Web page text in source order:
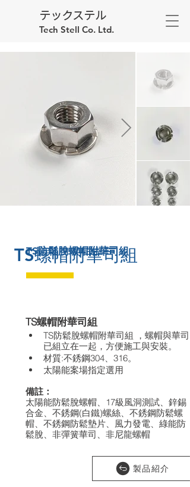
テックステル
Tech Stell Co. Ltd.
TS螺帽附華司組
TS防鬆脫螺帽附華司組
TS螺帽附華司組
TS防鬆脫螺帽附華司組 ，螺帽與華司
已組立在一起，方便施工與安裝。
材質:不銹鋼304、316。
太陽能案場指定選用
備註：
太陽能防鬆脫螺帽、17級風洞測試、鋅錫
合金、不銹鋼(白鐵)螺絲、不銹鋼防鬆螺
帽、不銹鋼防鬆墊片、風力發電、綠能防
鬆脫、非彈簧華司、非尼龍螺帽
製品紹介